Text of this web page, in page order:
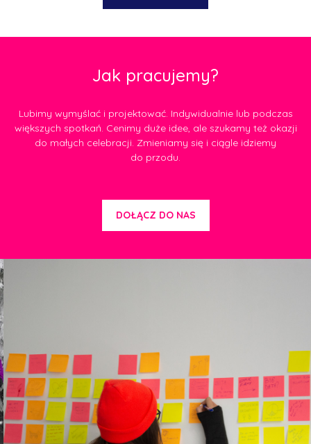
Jak pracujemy?
Lubimy wymyślać i projektować. Indywidualnie lub podczas
większych spotkań. Cenimy duże idee, ale szukamy też okazji
do małych celebracji. Zmieniamy się i ciągle idziemy
do przodu.
DOŁĄCZ DO NAS